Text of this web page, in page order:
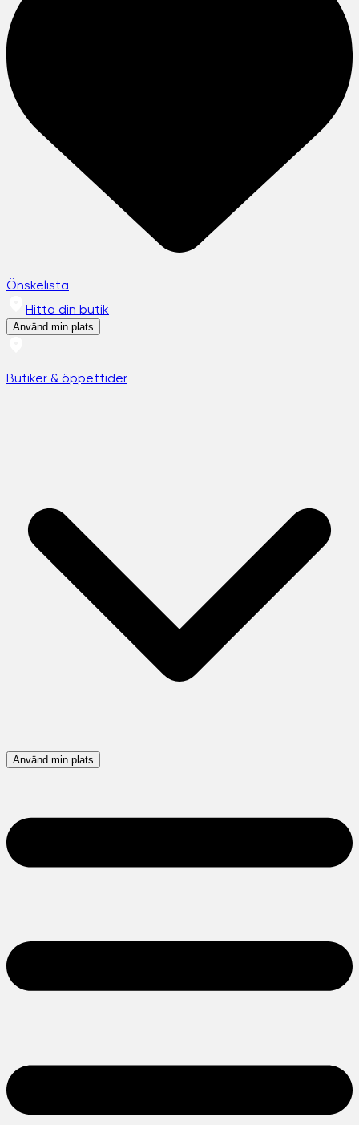
Önskelista
Hitta din butik
Använd min plats
Butiker & öppettider
Använd min plats